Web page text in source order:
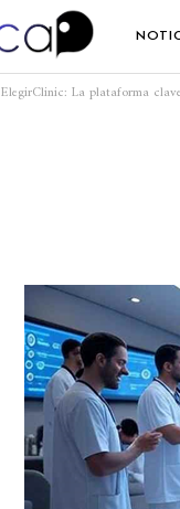
ElegirClinic: La plataforma